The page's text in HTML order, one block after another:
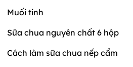
Muối tinh
Sữa chua nguyên chất 6 hộp
Cách làm sữa chua nếp cẩm